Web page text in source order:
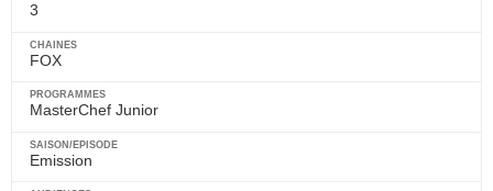
3
FOX
MasterChef Junior
Emission